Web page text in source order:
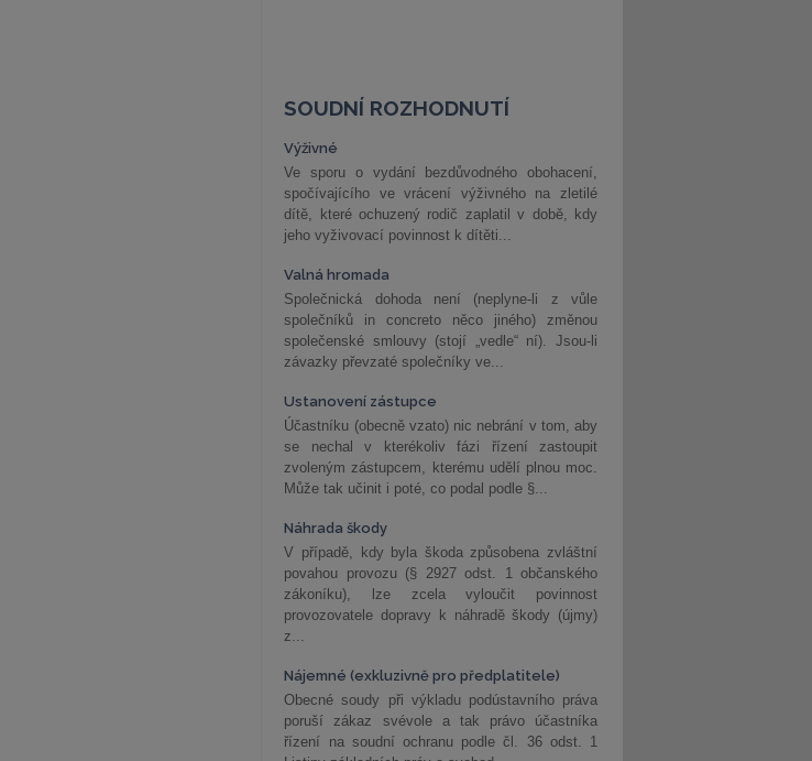
SOUDNÍ ROZHODNUTÍ
Výživné
Ve sporu o vydání bezdůvodného obohacení,
spočívajícího ve vrácení výživného na zletilé
dítě, které ochuzený rodič zaplatil v době, kdy
jeho vyživovací povinnost k dítěti...
Valná hromada
Společnická dohoda není (neplyne-li z vůle
společníků in concreto něco jiného) změnou
společenské smlouvy (stojí „vedle“ ní). Jsou-li
závazky převzaté společníky ve...
Ustanovení zástupce
Účastníku (obecně vzato) nic nebrání v tom, aby
se nechal v kterékoliv fázi řízení zastoupit
zvoleným zástupcem, kterému udělí plnou moc.
Může tak učinit i poté, co podal podle §...
Náhrada škody
V případě, kdy byla škoda způsobena zvláštní
povahou provozu (§ 2927 odst. 1 občanského
zákoníku), lze zcela vyloučit povinnost
provozovatele dopravy k náhradě škody (újmy)
z...
Nájemné (exkluzivně pro předplatitele)
Obecné soudy při výkladu podústavního práva
poruší zákaz svévole a tak právo účastníka
řízení na soudní ochranu podle čl. 36 odst. 1